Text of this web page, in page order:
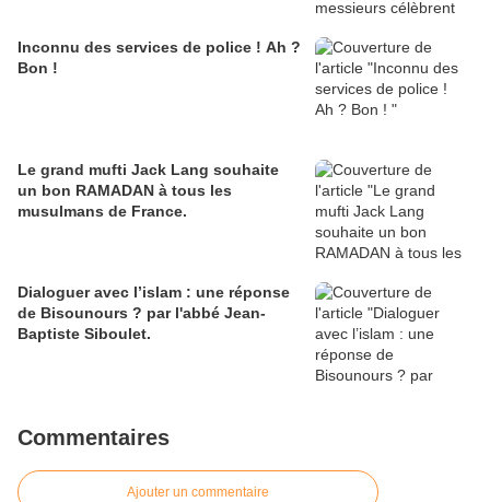
Inconnu des services de police ! Ah ?
Bon !
Le grand mufti Jack Lang souhaite
un bon RAMADAN à tous les
musulmans de France.
Dialoguer avec l’islam : une réponse
de Bisounours ? par l'abbé Jean-
Baptiste Siboulet.
Commentaires
Ajouter un commentaire